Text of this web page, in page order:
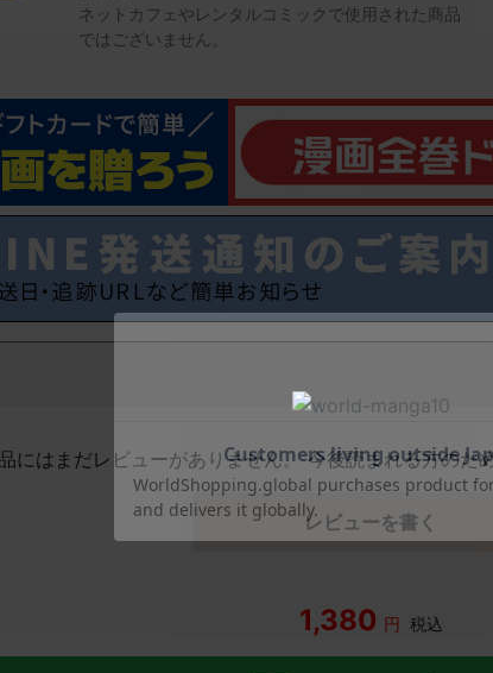
ネットカフェやレンタルコミックで使用された商品
ではございません。
にはまだレビューがありません。 今後読まれる方のた
レビューを書く
1,380 円 税込